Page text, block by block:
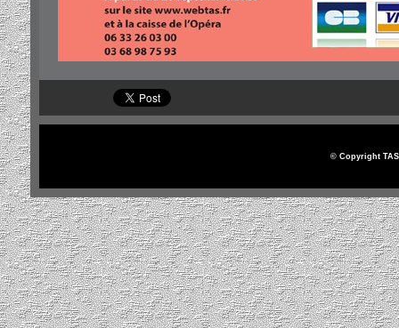
© Copyright